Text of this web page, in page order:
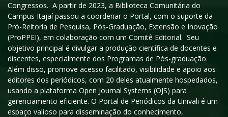
Congressos. A partir de 2023, a Biblioteca Comunitária do
Campus Itajaí passou a coordenar o Portal, com o suporte da
Pró-Reitoria de Pesquisa, Pós-Graduação, Extensão e Inovação
(ProPPEI), em colaboração com um Comitê Editorial. Seu
objetivo principal é divulgar a produção científica de docentes e
discentes, especialmente dos Programas de Pós-graduação.
Além disso, promove acesso facilitado, visibilidade e apoio aos
editores dos periódicos, com 20 deles atualmente hospedados,
usando a plataforma Open Journal Systems (OJS) para
gerenciamento eficiente. O Portal de Periódicos da Univali é um
espaço valioso para disseminação do conhecimento,